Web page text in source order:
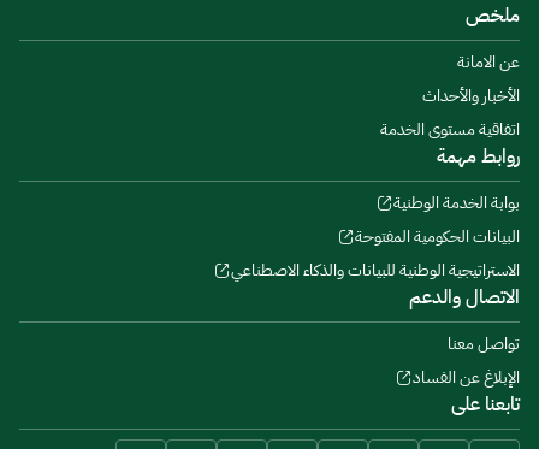
ملخص
عن الامانة
الأخبار والأحداث
اتفاقية مستوى الخدمة
روابط مهمة
بوابة الخدمة الوطنية
البيانات الحكومية المفتوحة
الاستراتيجية الوطنية للبيانات والذكاء الاصطناعي
الاتصال والدعم
تواصل معنا
الإبلاغ عن الفساد
تابعنا على